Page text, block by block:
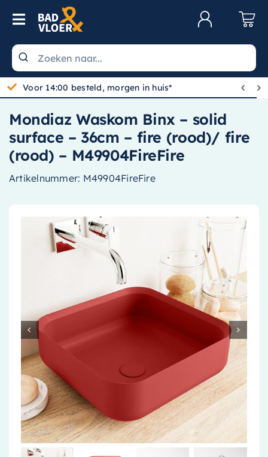
Skip to content
Toggle Navigation
Wastafels
Toiletten
Spiegels
Kranen
Douche
Baden
Radiatoren
Installatiemateriaal
Klimaatbeheersing
Tegels
Gratis bezorgd vanaf 100,-
 
Mondiaz Waskom Binx – solid
surface – 36cm – fire (rood)/ fire
(rood) – M49904FireFire
Artikelnummer: M49904FireFire